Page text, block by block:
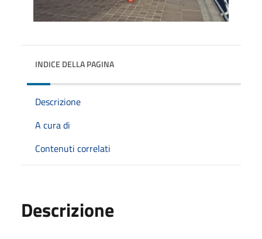
INDICE DELLA PAGINA
Descrizione
A cura di
Contenuti correlati
Descrizione